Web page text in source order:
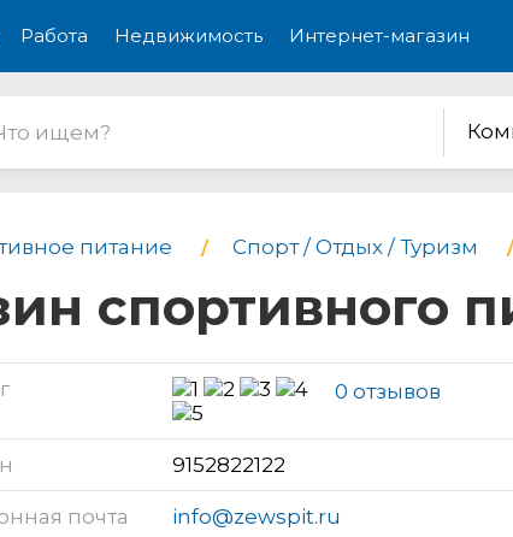
Работа Недвижимость Интернет-магазин
питание Спорт / Отдых / Туризм
спортивного
0 отзывов
9152822122
почта info@zewspit.ru